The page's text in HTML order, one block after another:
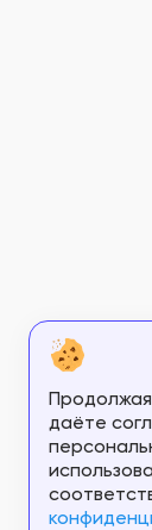
Продолжая
даёте